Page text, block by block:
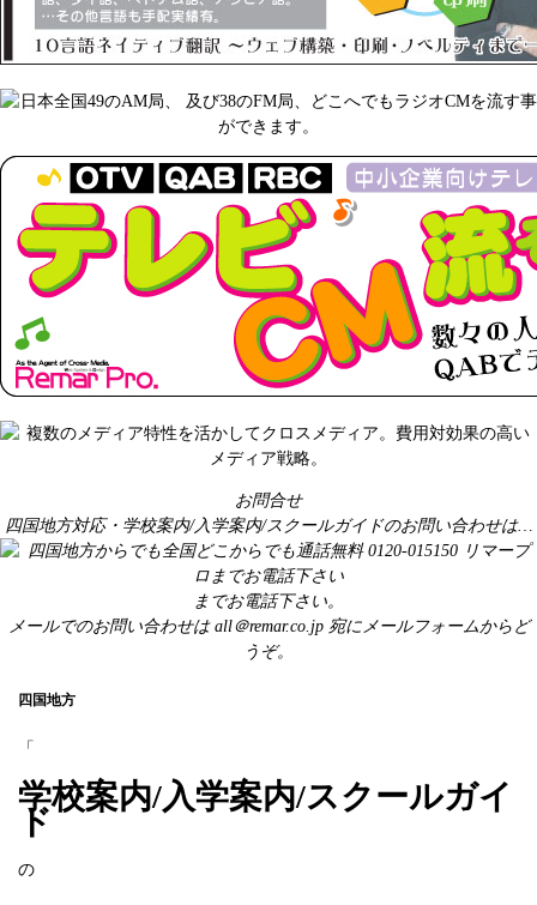
お問合せ
四国地方対応・学校案内/入学案内/スクールガイドのお問い合わせは…
までお電話下さい。
メールでのお問い合わせは all＠remar.co.jp 宛にメールフォームからど
うぞ。
四国地方
「
学校案内/入学案内/スクールガイ
ド
の